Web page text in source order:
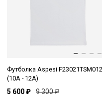
Футболка Aspesi
(10A - 12A)
5 600 ₽ 9 300 ₽